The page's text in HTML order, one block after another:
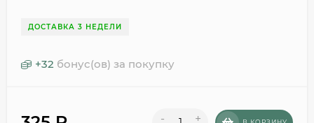
ДОСТАВКА 3 НЕДЕЛИ
+32 бонус(ов) за покупку
- +